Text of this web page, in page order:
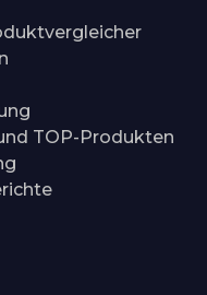
TOP-Produkten